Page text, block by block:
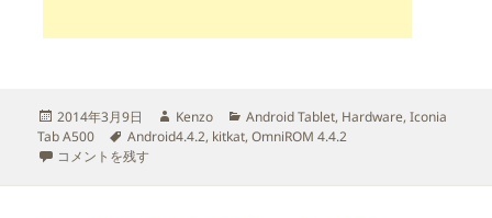
投
稿
日:
2014年3月9日
作
成
Kenzo
カ
テ
Android Tablet, Hardware,Iconia
Tab A500
タ
グ
Android4.4.2, kitkat,OmniROM 4.4.2
Iconia Tab A500 – [EPIC WIP]OmniROM 4.4.2 A500/A501 – V7が出てま
コメントを残す